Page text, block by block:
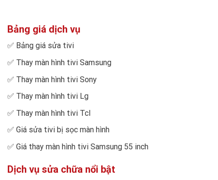
Bảng giá dịch vụ
✅ Bảng giá sửa tivi
✅ Thay màn hình tivi Samsung
✅ Thay màn hình tivi Sony
✅ Thay màn hình tivi Lg
✅ Thay màn hình tivi Tcl
✅ Giá sửa tivi bị sọc màn hình
✅ Giá thay màn hình tivi Samsung 55 inch
Dịch vụ sửa chữa nổi bật